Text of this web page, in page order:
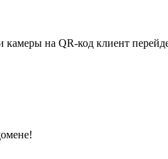
на QR-код клиент